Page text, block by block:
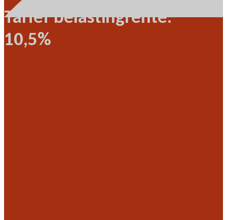
Tarief belastingrente:
10,5%